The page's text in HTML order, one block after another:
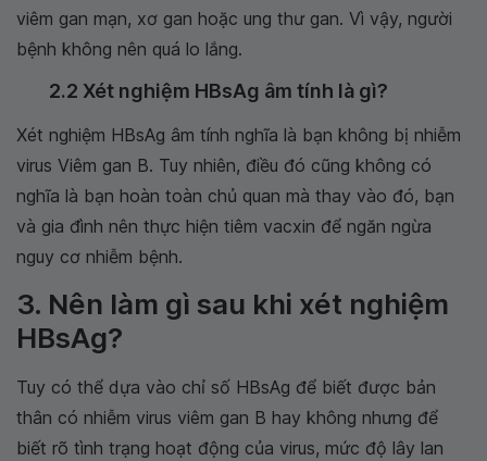
viêm gan mạn, xơ gan hoặc ung thư gan. Vì vậy, người
bệnh không nên quá lo lắng.
2.2 Xét nghiệm HBsAg âm tính là gì?
Xét nghiệm HBsAg âm tính nghĩa là bạn không bị nhiễm
virus Viêm gan B. Tuy nhiên, điều đó cũng không có
nghĩa là bạn hoàn toàn chủ quan mà thay vào đó, bạn
và gia đình nên thực hiện tiêm vacxin để ngăn ngừa
nguy cơ nhiễm bệnh.
3. Nên làm gì sau khi xét nghiệm
HBsAg?
Tuy có thể dựa vào chỉ số HBsAg để biết được bản
thân có nhiễm virus viêm gan B hay không nhưng để
biết rõ tình trạng hoạt động của virus, mức độ lây lan